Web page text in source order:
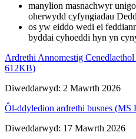
manylion masnachwyr
oherwydd cyfyngiadau
os yw eiddo wedi ei
byddai cyhoeddi hyn yn
Ardrethi Annomestig
612KB)
Diweddarwyd: 2 Mawrth 2026
Ôl-ddyledion ardrethi busnes (MS
Diweddarwyd: 17 Mawrth 2026